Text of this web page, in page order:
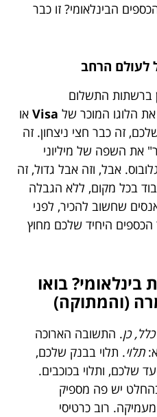
הבינלאומי? זו כבר
לעולם הרחב
ברשתות התשלום
הלוגו המוכר של Visa או
זה כבר חצי ניצחון. זה
את השפה של מיליוני
אבל, וזה אבל גדול, זה
בכל מקום, ללא הגבלה
שחשוב להכיר, לפני
היחיד שלכם מחוץ
בואו
(והמתוקה)
כן. התשובה הארוכה
תלוי. תלוי בבנק שלכם,
שלכם, ותלוי בכוכבים.
יש פה מספיק
רוב כרטיסי